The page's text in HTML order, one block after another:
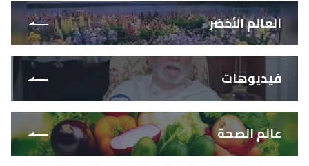
العالم الأخضر
فيديوهات
عالم الصحة